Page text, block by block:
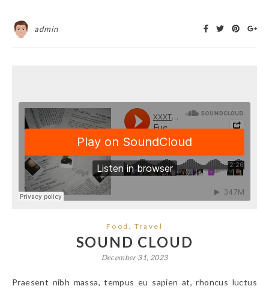
admin
Food , Travel
SOUND CLOUD
December 31, 2023
Praesent nibh massa, tempus eu sapien at, rhoncus luctus